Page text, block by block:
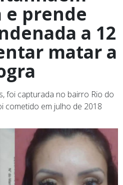
e prende
a 12
matar a
foi capturada no bairro Rio do
cometido em julho de 2018